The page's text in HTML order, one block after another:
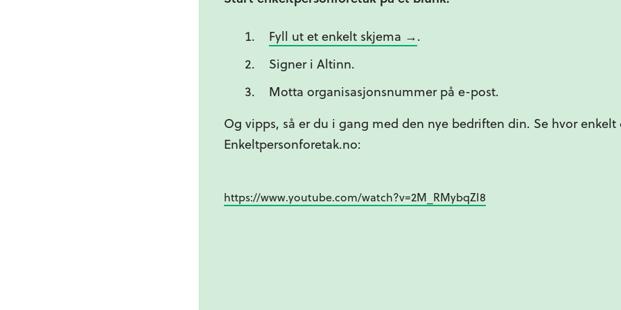
Fyll ut et enkelt skjema →.
Signer i Altinn.
Motta organisasjonsnummer på e-post.
Og vipps, så er du i gang med den nye bedriften din. Se hvor enkelt
Enkeltpersonforetak.no:
https://www.youtube.com/watch?v=2M_RMybqZI8